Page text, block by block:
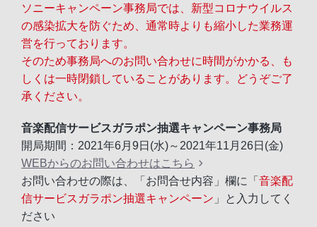
ソニーキャンペーン事務局では、新型コロナウイルス
の感染拡大を防ぐため、通常時よりも縮小した業務運
営を行っております。
そのため事務局へのお問い合わせに時間がかかる、も
しくは一時閉鎖していることがあります。どうぞご了
承ください。
音楽配信サービスガラポン抽選キャンペーン事務局
開局期間：2021年6月9日(水)～2021年11月26日(金)
WEBからのお問い合わせはこちら
お問い合わせの際は、「お問合せ内容」欄に「 音楽配
信サービスガラポン抽選キャンペーン 」と入力してく
ださい